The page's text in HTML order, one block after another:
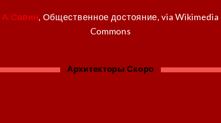
А.Савин, Общественное достояние, via Wikimedia
Commons
Архитекторы Скоро